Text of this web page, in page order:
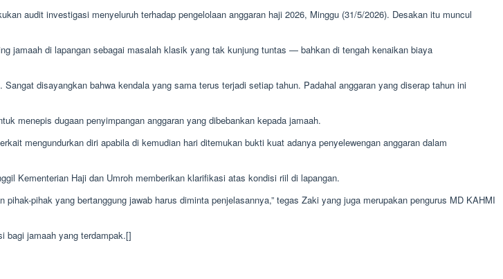
audit investigasi menyeluruh terhadap pengelolaan anggaran haji 2026, Minggu (31/5/2026). Desakan itu muncul
jamaah di lapangan sebagai masalah klasik yang tak kunjung tuntas — bahkan di tengah kenaikan biaya
disayangkan bahwa kendala yang sama terus terjadi setiap tahun. Padahal anggaran yang diserap tahun ini
menepis dugaan penyimpangan anggaran yang dibebankan kepada jamaah.
mengundurkan diri apabila di kemudian hari ditemukan bukti kuat adanya penyelewengan anggaran dalam
Kementerian Haji dan Umroh memberikan klarifikasi atas kondisi riil di lapangan.
pihak yang bertanggung jawab harus diminta penjelasannya,” tegas Zaki yang juga merupakan pengurus MD KAHMI
bagi jamaah yang terdampak.[]